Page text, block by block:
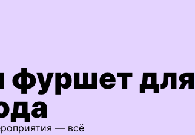
фуршет для
— всё